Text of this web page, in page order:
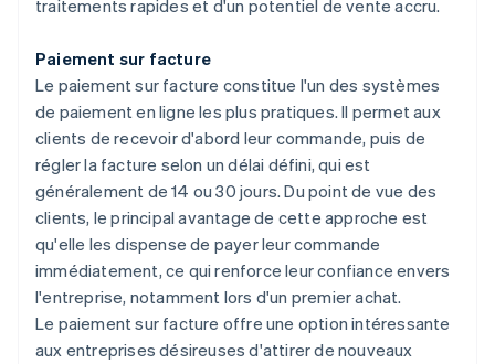
traitements rapides et d'un potentiel de vente accru.
Paiement sur facture
Le paiement sur facture constitue l'un des systèmes
de paiement en ligne les plus pratiques. Il permet aux
clients de recevoir d'abord leur commande, puis de
régler la facture selon un délai défini, qui est
généralement de 14 ou 30 jours. Du point de vue des
clients, le principal avantage de cette approche est
qu'elle les dispense de payer leur commande
immédiatement, ce qui renforce leur confiance envers
l'entreprise, notamment lors d'un premier achat.
Le paiement sur facture offre une option intéressante
aux entreprises désireuses d'attirer de nouveaux